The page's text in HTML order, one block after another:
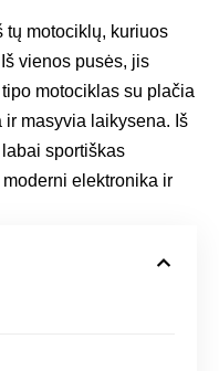
tų motociklų, kuriuos
vienos pusės, jis
motociklas su plačia
masyvia laikysena. Iš
sportiškas
elektronika ir